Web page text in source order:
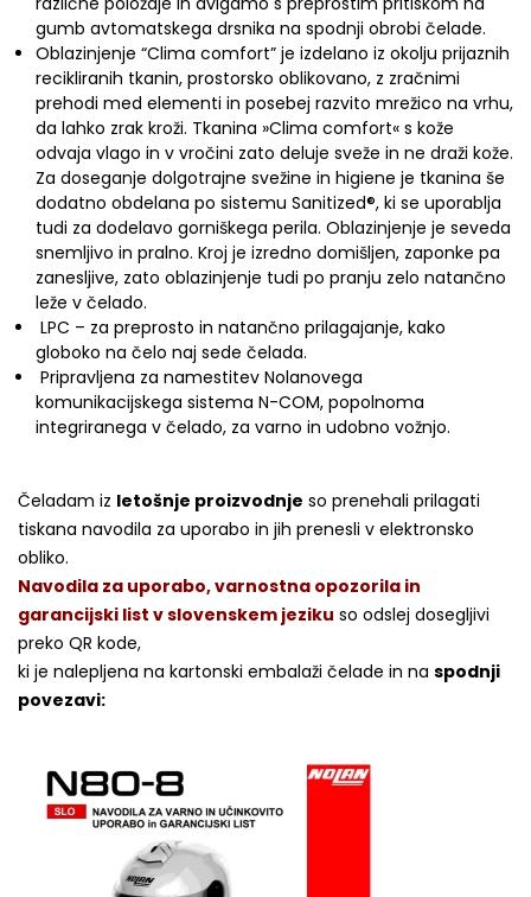
gumb avtomatskega drsnika na spodnji obrobi čelade.
Oblazinjenje “Clima comfort” je izdelano iz okolju prijaznih
recikliranih tkanin, prostorsko oblikovano, z zračnimi
prehodi med elementi in posebej razvito mrežico na vrhu,
da lahko zrak kroži. Tkanina »Clima comfort« s kože
odvaja vlago in v vročini zato deluje sveže in ne draži kože.
Za doseganje dolgotrajne svežine in higiene je tkanina še
dodatno obdelana po sistemu Sanitized®, ki se uporablja
tudi za dodelavo gorniškega perila. Oblazinjenje je seveda
snemljivo in pralno. Kroj je izredno domišljen, zaponke pa
zanesljive, zato oblazinjenje tudi po pranju zelo natančno
leže v čelado.
LPC – za preprosto in natančno prilagajanje, kako
globoko na čelo naj sede čelada.
Pripravljena za namestitev Nolanovega
komunikacijskega sistema N-COM, popolnoma
integriranega v čelado, za varno in udobno vožnjo.
Čeladam iz letošnje proizvodnje so prenehali prilagati
tiskana navodila za uporabo in jih prenesli v elektronsko
obliko.
Navodila za uporabo, varnostna opozorila in
garancijski list v slovenskem jeziku so odslej dosegljivi
preko QR kode,
ki je nalepljena na kartonski embalaži čelade in na spodnji
povezavi: